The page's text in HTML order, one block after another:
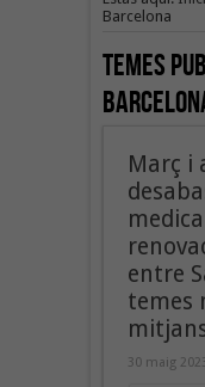
Barcelona
Temes
Març i
entre
temes
30 maig